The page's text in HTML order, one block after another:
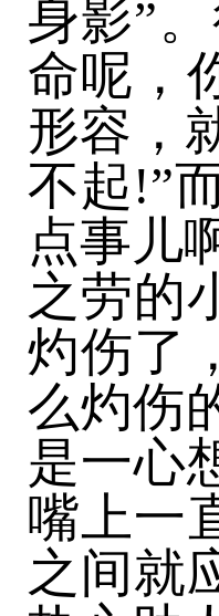
身影”
命呢，
形容，
不起!”
点事儿
之劳的
灼伤了
么灼伤
是一心
嘴上一
之间就